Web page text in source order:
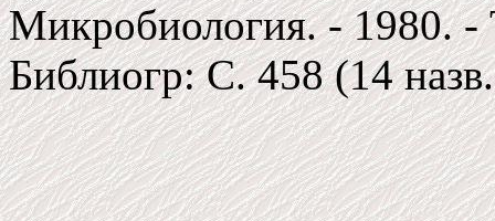
Микробиология. - 1980.
Библиогр: С. 458 (14